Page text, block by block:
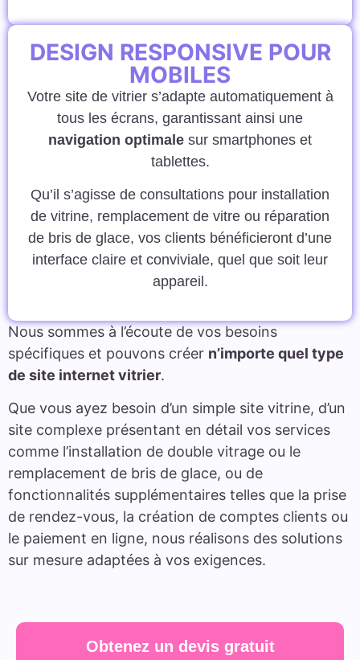
DESIGN RESPONSIVE POUR
MOBILES
Votre site de vitrier s’adapte automatiquement à
tous les écrans, garantissant ainsi une
navigation optimale sur smartphones et
tablettes.
Qu’il s’agisse de consultations pour installation
de vitrine, remplacement de vitre ou réparation
de bris de glace, vos clients bénéficieront d’une
interface claire et conviviale, quel que soit leur
appareil.
Nous sommes à l’écoute de vos besoins
spécifiques et pouvons créer n’importe quel type
de site internet vitrier.
Que vous ayez besoin d’un simple site vitrine, d’un
site complexe présentant en détail vos services
comme l’installation de double vitrage ou le
remplacement de bris de glace, ou de
fonctionnalités supplémentaires telles que la prise
de rendez-vous, la création de comptes clients ou
le paiement en ligne, nous réalisons des solutions
sur mesure adaptées à vos exigences.
Obtenez un devis gratuit